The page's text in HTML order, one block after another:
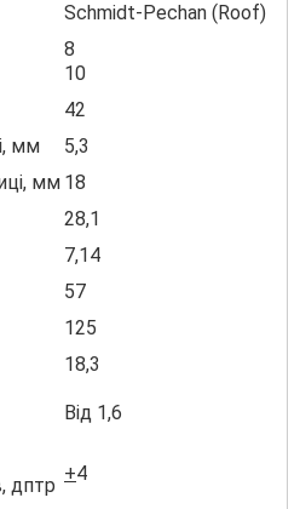
Schmidt-Pechan (Roof)
8
10
42
мм
5,3
мм 18
28,1
7,14
57
125
18,3
Від 1,6
дптр
+4